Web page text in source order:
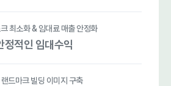
영 분석과 투명한 견적 산정
대형 건물주만 누리던
최소화 & 임대료 매출 안정화
정적인 임대수익
드마크 빌딩 이미지 구축
도 놓치지 않는 면밀한 설계
인 외관 개선과 인테리어
영 분석과 투명한 견적 산정
대형 건물주만 누리던
최소화 & 임대료 매출 안정화
드마크 빌딩 이미지 구축